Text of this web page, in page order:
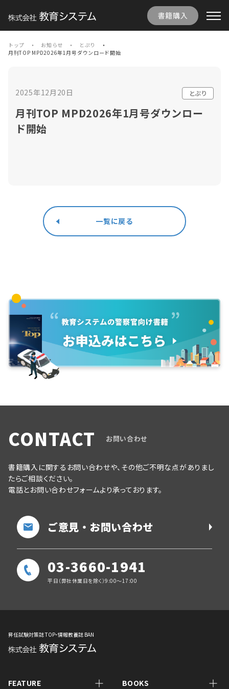
書籍購入
トップ お知らせ
とぷり
月刊TOP MPD2026年1月号ダウンロード開始
とぷり
2025年12月20日
月刊TOP MPD2026年1月号ダウンロー
ド開始
一覧に戻る
CONTACT お問い合わせ
書籍購入に関するお問い合わせや、その他ご不明な点がありまし
たらご相談ください。
電話とお問い合わせフォームより承っております。
ご意見・お問い合わせ
03-3660-1941
平日（弊社休業日を除く）9:00～17:00
昇任試験対策誌 TOP・情報教養誌 BAN
FEATURE BOOKS